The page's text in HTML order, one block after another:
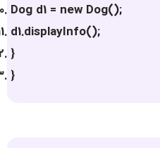
Dog d1 = new Dog();
d1.displayInfo();
}
}